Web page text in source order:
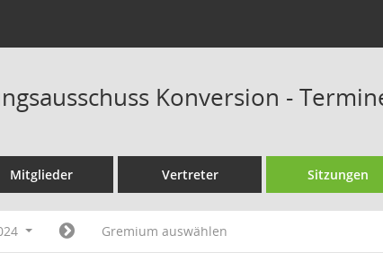
Konversion -
Mitglieder Vertreter Sitzungen
Gremium auswählen